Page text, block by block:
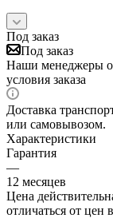
Под заказ
Под заказ
Наши менеджеры
условия заказа
Доставка
или самовывозом.
Характеристики
Гарантия
—
12 месяцев
Цена
отличаться от цен